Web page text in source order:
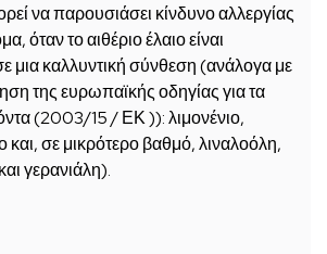
να παρουσιάσει κίνδυνο αλλεργίας
όταν το αιθέριο έλαιο είναι
μια καλλυντική σύνθεση (ανάλογα με
της ευρωπαϊκής οδηγίας για τα
(2003/15 / ΕΚ )): λιμονένιο,
και, σε μικρότερο βαθμό, λιναλοόλη,
γερανιάλη).